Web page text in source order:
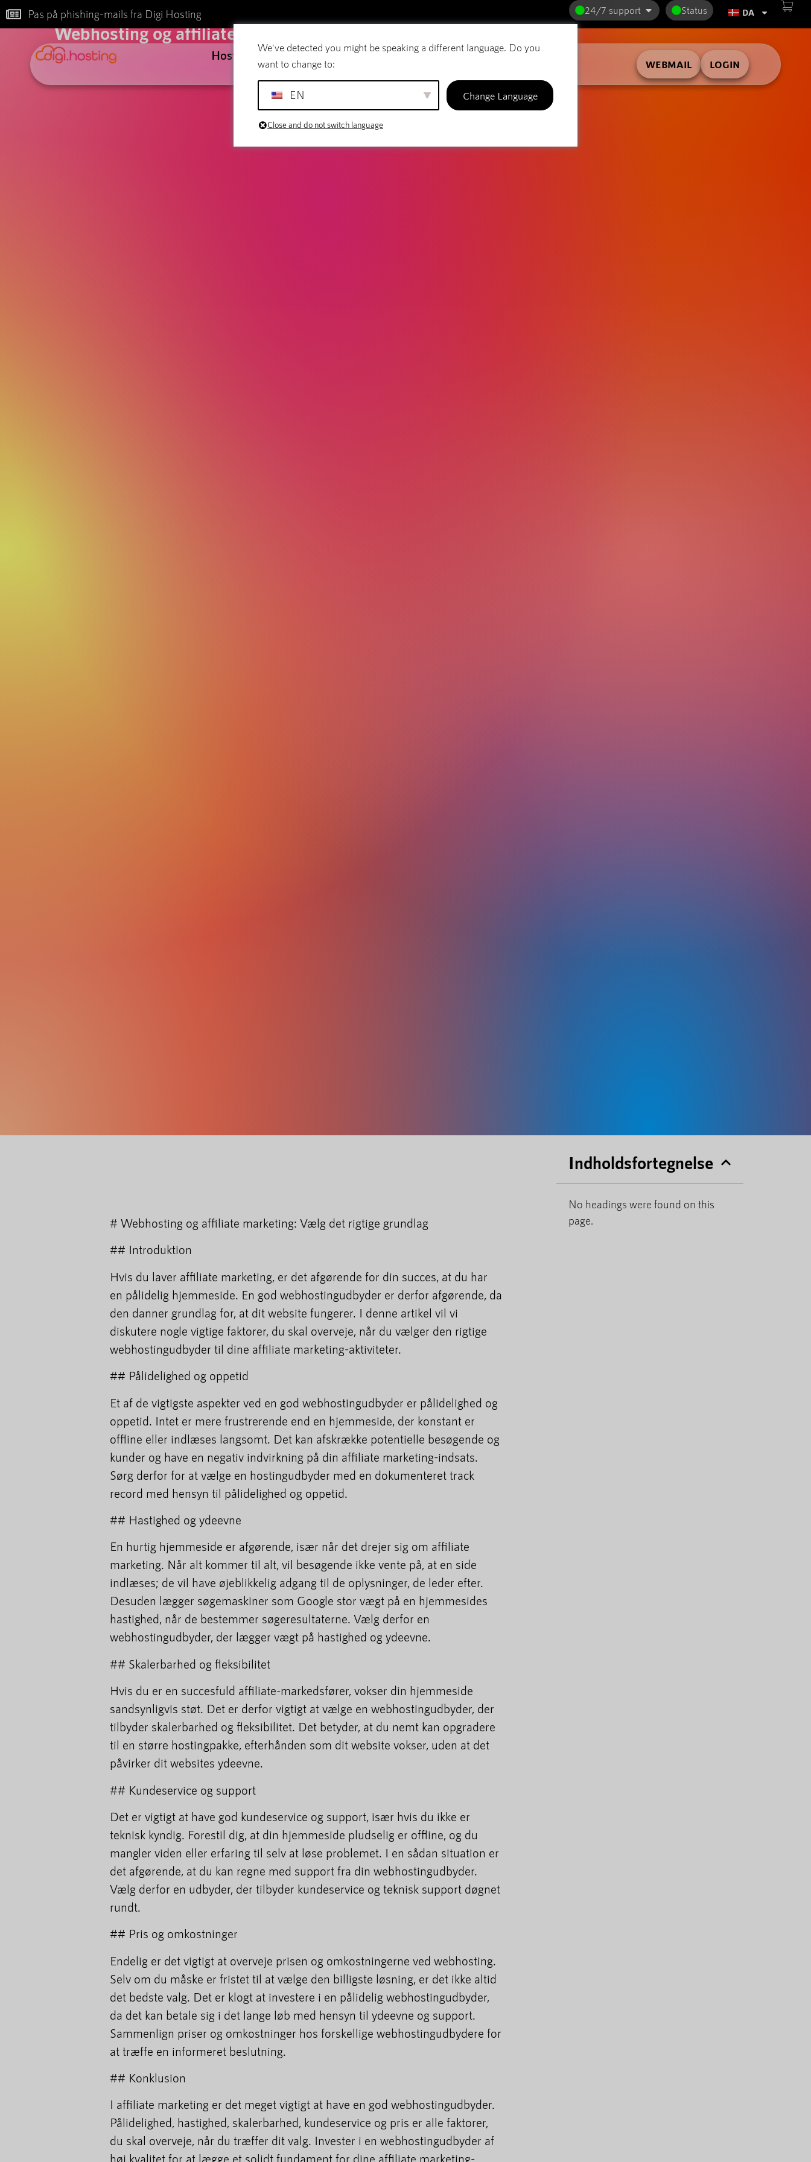
Pas på phishing-mails fra Digi Hosting 24/7 support Status DA
Hosting E-mail Domænenavne SiteBuilder
WEBMAIL LOGIN
Webhosting og affiliate marketing: Vælg det rigtige grundlag
# Webhosting og affiliate marketing: Vælg det rigtige grundlag
## Introduktion
Hvis du laver affiliate marketing, er det afgørende for din succes, at du har
en pålidelig hjemmeside. En god webhostingudbyder er derfor afgørende, da
den danner grundlag for, at dit website fungerer. I denne artikel vil vi
diskutere nogle vigtige faktorer, du skal overveje, når du vælger den rigtige
webhostingudbyder til dine affiliate marketing-aktiviteter.
## Pålidelighed og oppetid
Et af de vigtigste aspekter ved en god webhostingudbyder er pålidelighed og
oppetid. Intet er mere frustrerende end en hjemmeside, der konstant er
offline eller indlæses langsomt. Det kan afskrække potentielle besøgende og
kunder og have en negativ indvirkning på din affiliate marketing-indsats.
Sørg derfor for at vælge en hostingudbyder med en dokumenteret track
record med hensyn til pålidelighed og oppetid.
## Hastighed og ydeevne
En hurtig hjemmeside er afgørende, især når det drejer sig om affiliate
marketing. Når alt kommer til alt, vil besøgende ikke vente på, at en side
indlæses; de vil have øjeblikkelig adgang til de oplysninger, de leder efter.
Desuden lægger søgemaskiner som Google stor vægt på en hjemmesides
hastighed, når de bestemmer søgeresultaterne. Vælg derfor en
webhostingudbyder, der lægger vægt på hastighed og ydeevne.
## Skalerbarhed og fleksibilitet
Hvis du er en succesfuld affiliate-markedsfører, vokser din hjemmeside
sandsynligvis støt. Det er derfor vigtigt at vælge en webhostingudbyder, der
tilbyder skalerbarhed og fleksibilitet. Det betyder, at du nemt kan opgradere
til en større hostingpakke, efterhånden som dit website vokser, uden at det
påvirker dit websites ydeevne.
## Kundeservice og support
Det er vigtigt at have god kundeservice og support, især hvis du ikke er
teknisk kyndig. Forestil dig, at din hjemmeside pludselig er offline, og du
mangler viden eller erfaring til selv at løse problemet. I en sådan situation er
det afgørende, at du kan regne med support fra din webhostingudbyder.
Vælg derfor en udbyder, der tilbyder kundeservice og teknisk support døgnet
rundt.
## Pris og omkostninger
Endelig er det vigtigt at overveje prisen og omkostningerne ved webhosting.
Selv om du måske er fristet til at vælge den billigste løsning, er det ikke altid
det bedste valg. Det er klogt at investere i en pålidelig webhostingudbyder,
da det kan betale sig i det lange løb med hensyn til ydeevne og support.
Sammenlign priser og omkostninger hos forskellige webhostingudbydere for
at træffe en informeret beslutning.
## Konklusion
I affiliate marketing er det meget vigtigt at have en god webhostingudbyder.
Pålidelighed, hastighed, skalerbarhed, kundeservice og pris er alle faktorer,
du skal overveje, når du træffer dit valg. Invester i en webhostingudbyder af
høj kvalitet for at lægge et solidt fundament for dine affiliate marketing-
Indholdsfortegnelse
No headings were found on this
page.
We've detected you might be speaking a different language. Do you
want to change to:
EN Change Language
Close and do not switch language